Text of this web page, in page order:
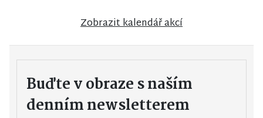
Zobrazit kalendář akcí
Buďte v obraze s naším
denním newsletterem